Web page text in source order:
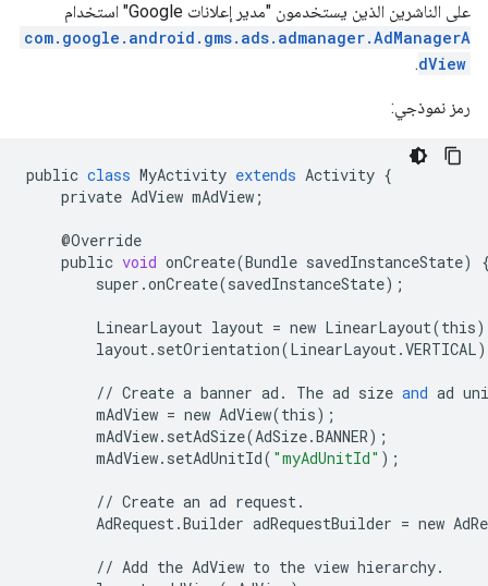
على الناشرين الذين يستخدمون "مدير إعلانات Google" استخدام
com.google.android.gms.ads.admanager.AdManagerA
dView
.
رمز نموذجي:
public class MyActivity extends Activity {
private AdView mAdView ;
@Override
public void onCreate(Bundle savedInstanceState)
super .onCreate(savedInstanceState);
LinearLayout layout = new LinearLayout(this
layout. setOrientation(LinearLayout.VERTICAL
// Create a banner ad . The ad size and ad
mAdView = new AdView(this);
mAdView. setAdSize(AdSize.BANNER);
mAdView. setAdUnitId( "myAdUnitId" );
// Create an ad request.
AdRequest.Builder adRequestBuilder = new
// Add the AdView to the view hierarchy.